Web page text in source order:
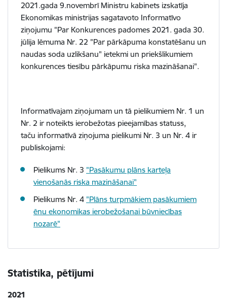
2021.gada 9.novembrī Ministru kabinets izskatīja
Ekonomikas ministrijas sagatavoto Informatīvo
ziņojumu "Par Konkurences padomes 2021. gada 30.
jūlija lēmuma Nr. 22 "Par pārkāpuma konstatēšanu un
naudas soda uzlikšanu" ietekmi un priekšlikumiem
konkurences tiesību pārkāpumu riska mazināšanai".
Informatīvajam ziņojumam un tā pielikumiem Nr. 1 un
Nr. 2 ir noteikts ierobežotas pieejamības statuss,
taču informatīvā ziņojuma pielikumi Nr. 3 un Nr. 4 ir
publiskojami:
Pielikums Nr. 3 "Pasākumu plāns karteļa
vienošanās riska mazināšanai"
Pielikums Nr. 4 "Plāns turpmākiem pasākumiem
ēnu ekonomikas ierobežošanai būvniecības
nozarē"
Statistika, pētījumi
2021